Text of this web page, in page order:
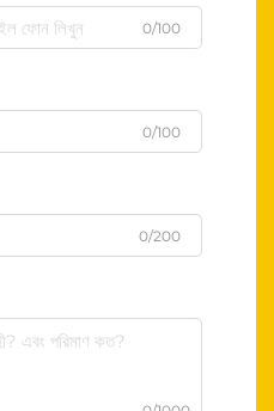
0/100
0/100
0/200